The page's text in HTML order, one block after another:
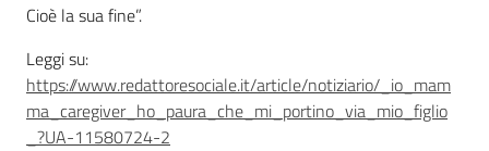
Cioè la sua fine”.
Leggi su:
https://www.redattoresociale.it/article/notiziario/_io_mam
ma_caregiver_ho_paura_che_mi_portino_via_mio_figlio
_?UA-11580724-2